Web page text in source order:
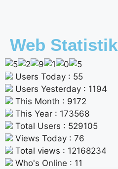
Web Statistik
Users Today : 55
Users Yesterday : 1194
This Month : 9172
This Year : 173568
Total Users : 529105
Views Today : 76
Total views : 12168234
Who's Online : 11